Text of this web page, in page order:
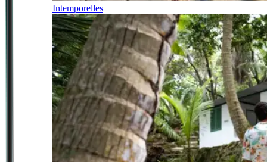
Intemporelles